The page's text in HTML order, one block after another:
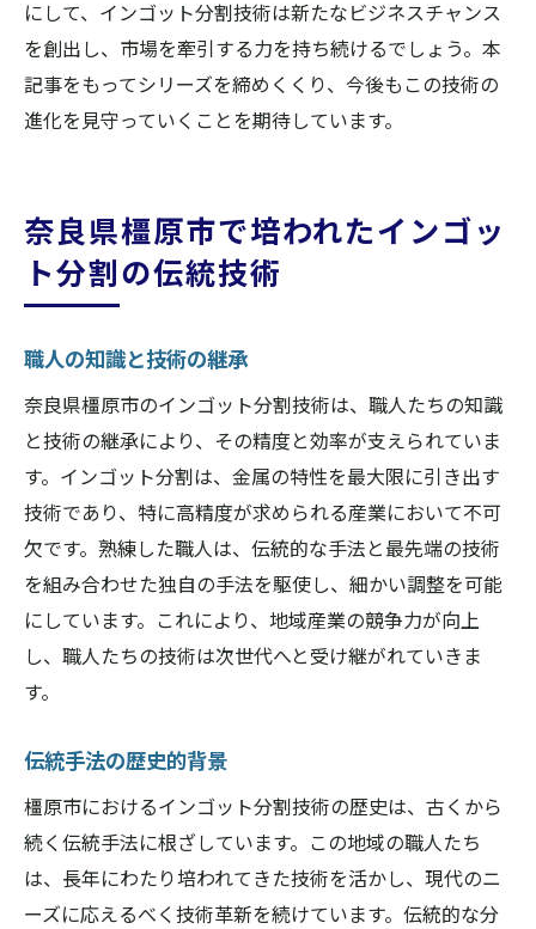
にして、インゴット分割技術は新たなビジネスチャンス
を創出し、市場を牽引する力を持ち続けるでしょう。本
記事をもってシリーズを締めくくり、今後もこの技術の
進化を見守っていくことを期待しています。
奈良県橿原市で培われたインゴッ
ト分割の伝統技術
職人の知識と技術の継承
奈良県橿原市のインゴット分割技術は、職人たちの知識
と技術の継承により、その精度と効率が支えられていま
す。インゴット分割は、金属の特性を最大限に引き出す
技術であり、特に高精度が求められる産業において不可
欠です。熟練した職人は、伝統的な手法と最先端の技術
を組み合わせた独自の手法を駆使し、細かい調整を可能
にしています。これにより、地域産業の競争力が向上
し、職人たちの技術は次世代へと受け継がれていきま
す。
伝統手法の歴史的背景
橿原市におけるインゴット分割技術の歴史は、古くから
続く伝統手法に根ざしています。この地域の職人たち
は、長年にわたり培われてきた技術を活かし、現代のニ
ーズに応えるべく技術革新を続けています。伝統的な分